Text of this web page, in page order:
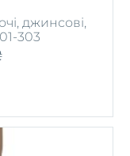
джинсові,
303